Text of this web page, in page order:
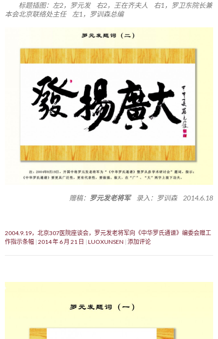
标题插图：左2，罗元发 右2，王在齐夫人 右1，罗卫东院长兼
本会北京联络处主任 左1，罗训森总编
赠稿： 罗元发老将军录入：罗训森 2014.6.18
2004.9.19，北京307医院座谈会，罗元发老将军向《中华罗氏通谱》编委会赠工
作指示条幅 2014 年 6 月 21 日 LUOXUNSEN 添加评论